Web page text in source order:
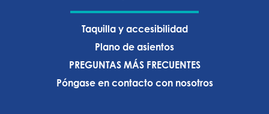
Taquilla y accesibilidad
Plano de asientos
PREGUNTAS MÁS FRECUENTES
Póngase en contacto con nosotros